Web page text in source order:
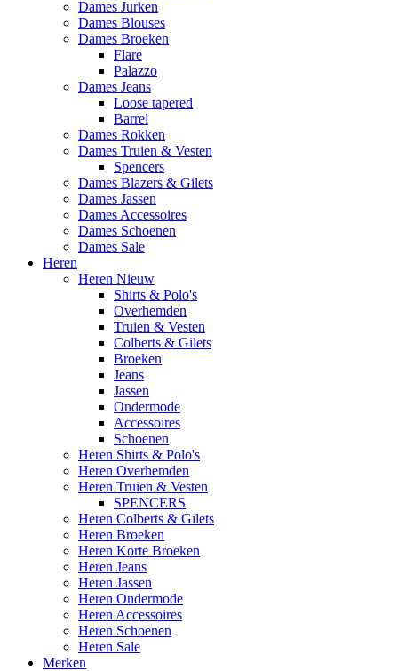
Dames Jurken
Dames Blouses
Dames Broeken
Flare
Palazzo
Dames Jeans
Loose tapered
Barrel
Dames Rokken
Dames Truien & Vesten
Spencers
Dames Blazers & Gilets
Dames Jassen
Dames Accessoires
Dames Schoenen
Dames Sale
Heren
Heren Nieuw
Shirts & Polo's
Overhemden
Truien & Vesten
Colberts & Gilets
Broeken
Jeans
Jassen
Ondermode
Accessoires
Schoenen
Heren Shirts & Polo's
Heren Overhemden
Heren Truien & Vesten
SPENCERS
Heren Colberts & Gilets
Heren Broeken
Heren Korte Broeken
Heren Jeans
Heren Jassen
Heren Ondermode
Heren Accessoires
Heren Schoenen
Heren Sale
Merken